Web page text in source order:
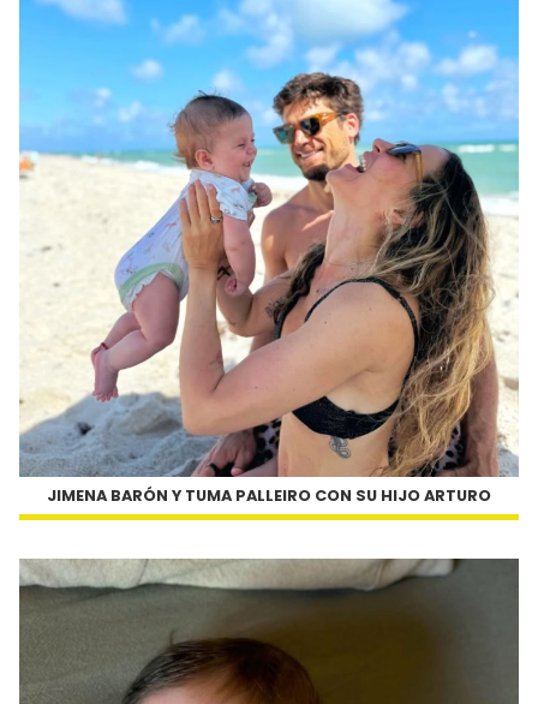
JIMENA BARÓN Y TUMA PALLEIRO CON SU HIJO ARTURO